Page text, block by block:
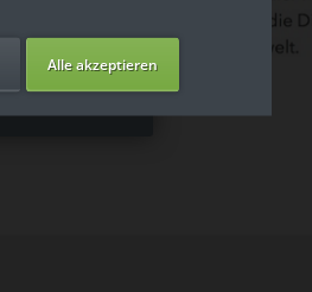
Alle akzeptieren